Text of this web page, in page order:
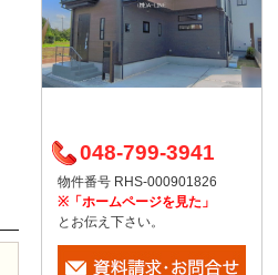
048-799-3941
物件番号 RHS-000901826
※「ホームページを見た」
とお伝え下さい。